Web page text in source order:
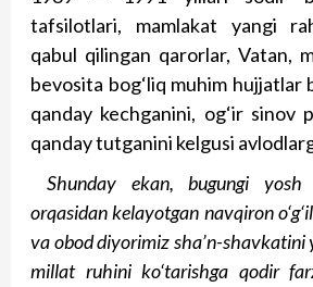
tafsilotlari, mamlakat yangi
qabul qilingan qarorlar, Vatan,
bevosita bog‘liq muhim hujjatlar
qanday kechganini, og‘ir sinov
qanday tutganini kelgusi
Shunday ekan, bugungi yosh
orqasidan kelayotgan navqiron
va obod diyorimiz sha’n-shavkatini
millat ruhini ko‘tarishga qodir